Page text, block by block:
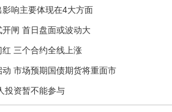
响主要体现在4大方面
闸 首日盘面或波动大
三个合约全线上涨
市场预期国债期货将重面市
投资暂不能参与